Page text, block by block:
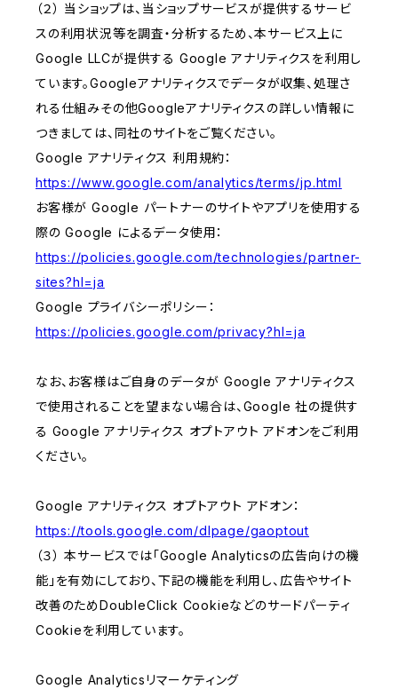
（２） 当ショップは、当ショップサービスが提供するサービ
スの利用状況等を調査・分析するため、本サービス上に
Google LLCが提供する Google アナリティクスを利用し
ています。Googleアナリティクスでデータが収集、処理さ
れる仕組みその他Googleアナリティクスの詳しい情報に
つきましては、同社のサイトをご覧ください。
Google アナリティクス 利用規約：
https://www.google.com/analytics/terms/jp.html
お客様が Google パートナーのサイトやアプリを使用する
際の Google によるデータ使用：
https://policies.google.com/technologies/partner-
sites?hl=ja
Google プライバシーポリシー：
https://policies.google.com/privacy?hl=ja
なお、お客様はご自身のデータが Google アナリティクス
で使用されることを望まない場合は、Google 社の提供す
る Google アナリティクス オプトアウト アドオンをご利用
ください。
Google アナリティクス オプトアウト アドオン：
https://tools.google.com/dlpage/gaoptout
（３） 本サービスでは「Google Analyticsの広告向けの機
能」を有効にしており、下記の機能を利用し、広告やサイト
改善のためDoubleClick Cookieなどのサードパーティ
Cookieを利用しています。
Google Analyticsリマーケティング